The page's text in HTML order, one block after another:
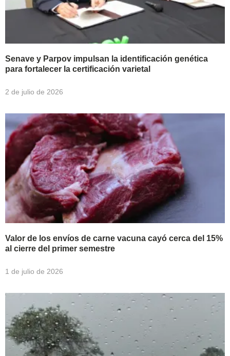
Senave y Parpov impulsan la identificación genética
para fortalecer la certificación varietal
2 de julio de 2026
Valor de los envíos de carne vacuna cayó cerca del 15%
al cierre del primer semestre
1 de julio de 2026